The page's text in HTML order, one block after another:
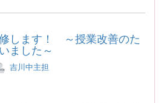
します！ ～授業改善のた
ました～
吉川中主担